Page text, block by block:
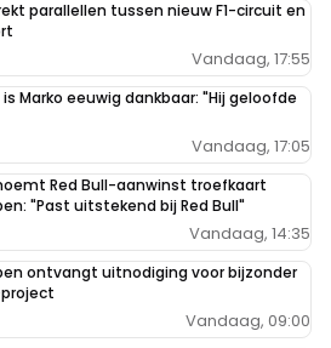
parallellen tussen nieuw F1-circuit en
Vandaag, 17:55
is Marko eeuwig dankbaar: "Hij geloofde
Vandaag, 17:05
Red Bull-aanwinst troefkaart
"Past uitstekend bij Red Bull"
Vandaag, 14:35
ontvangt uitnodiging voor bijzonder
project
Vandaag, 09:00